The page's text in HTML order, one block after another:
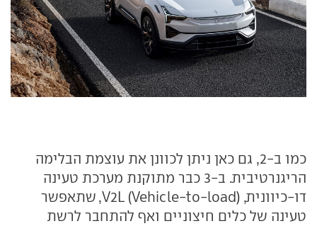
כמו ב-2, גם כאן ניתן לכוונן את עוצמת הבלימה
הריגנרטיבית. ב-3 כבר מתוקנת מערכת טעינה
דו-כיוונית, V2L (Vehicle-to-load), שתאפשר
טעינה של כלים חיצוניים ואף להתחבר לרשת